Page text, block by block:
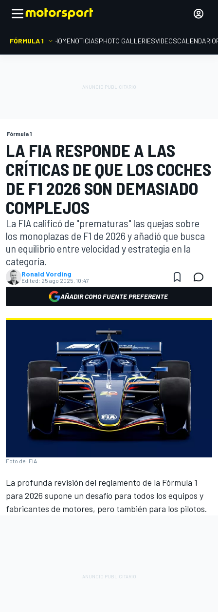
FÓRMULA 1 HOMENOTICIASPHOTO GALLERIESVIDEOSCALENDARIO
Fórmula 1
LA FIA RESPONDE A LAS
CRÍTICAS DE QUE LOS COCHES
DE F1 2026 SON DEMASIADO
COMPLEJOS
La FIA calificó de "prematuras" las quejas sobre
los monoplazas de F1 de 2026 y añadió que busca
un equilibrio entre velocidad y estrategia en la
categoría.
Ronald Vording
Edited: 25 ago 2025, 10:47
AÑADIR COMO FUENTE PREFERENTE
Foto de: FIA
La profunda revisión del reglamento de la Fórmula 1
para 2026 supone un desafío para todos los equipos y
fabricantes de motores, pero también para los pilotos.